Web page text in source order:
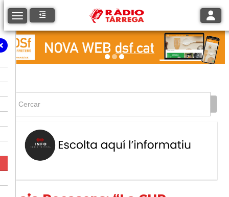
Toggle navigation